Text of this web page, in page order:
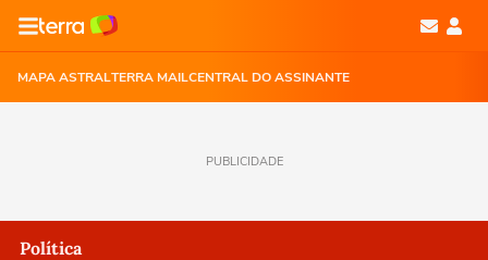
MAPA ASTRALTERRA MAILCENTRAL DO ASSINANTE
PUBLICIDADE
Política